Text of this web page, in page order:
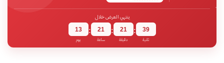
ينتهي العرض خلال
13
يوم
: 21
ساعة
: 21
دقيقة
: 39
ثانية